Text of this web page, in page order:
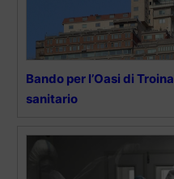
Bando per l’Oasi di
sanitario